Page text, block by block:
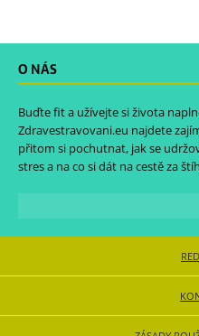
O NÁS
Buďte fit a užívejte si života
Zdravestravovani.eu najdete
přitom si pochutnat, jak se
stres a na co si dát na cestě za